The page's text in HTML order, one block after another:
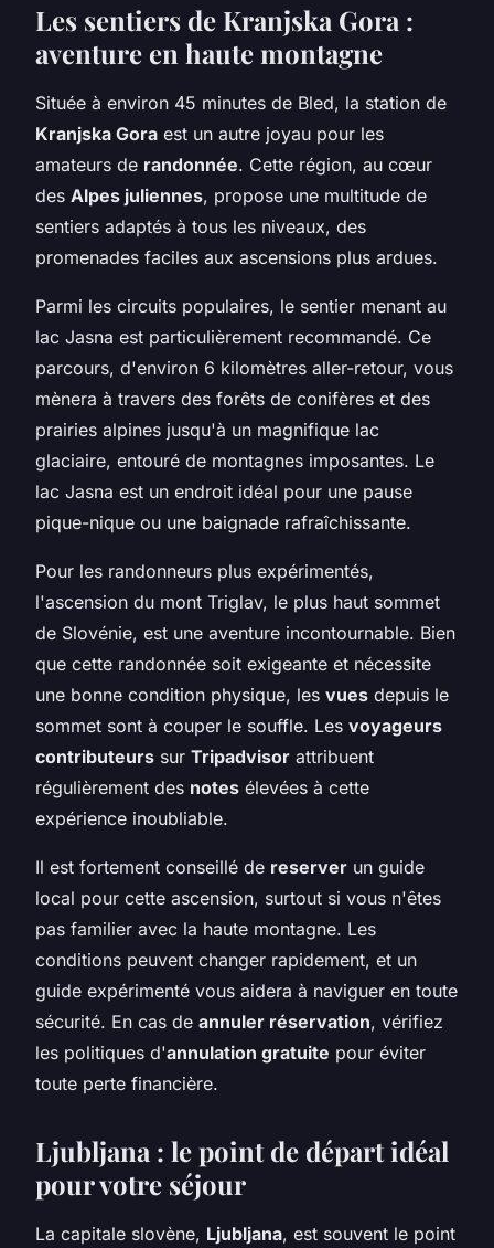
Les sentiers de Kranjska Gora :
aventure en haute montagne
Située à environ 45 minutes de Bled, la station de
Kranjska Gora est un autre joyau pour les
amateurs de randonnée. Cette région, au cœur
des Alpes juliennes, propose une multitude de
sentiers adaptés à tous les niveaux, des
promenades faciles aux ascensions plus ardues.
Parmi les circuits populaires, le sentier menant au
lac Jasna est particulièrement recommandé. Ce
parcours, d'environ 6 kilomètres aller-retour, vous
mènera à travers des forêts de conifères et des
prairies alpines jusqu'à un magnifique lac
glaciaire, entouré de montagnes imposantes. Le
lac Jasna est un endroit idéal pour une pause
pique-nique ou une baignade rafraîchissante.
Pour les randonneurs plus expérimentés,
l'ascension du mont Triglav, le plus haut sommet
de Slovénie, est une aventure incontournable. Bien
que cette randonnée soit exigeante et nécessite
une bonne condition physique, les vues depuis le
sommet sont à couper le souffle. Les voyageurs
contributeurs sur Tripadvisor attribuent
régulièrement des notes élevées à cette
expérience inoubliable.
Il est fortement conseillé de reserver un guide
local pour cette ascension, surtout si vous n'êtes
pas familier avec la haute montagne. Les
conditions peuvent changer rapidement, et un
guide expérimenté vous aidera à naviguer en toute
sécurité. En cas de annuler réservation, vérifiez
les politiques d'annulation gratuite pour éviter
toute perte financière.
Ljubljana : le point de départ idéal
pour votre séjour
La capitale slovène, Ljubljana, est souvent le point